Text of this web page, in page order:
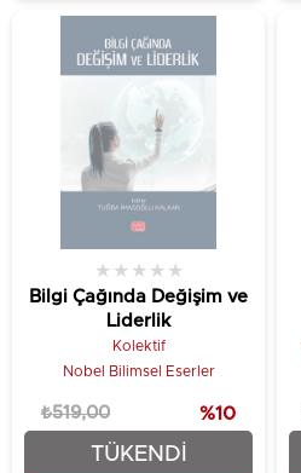
TÜKENDI
Bilgi Çağında Değişim ve
Liderlik
★ ★ ★ ★ ★
Kolektif
Nobel Bilimsel Eserler
₺467,10
₺519,00 %10